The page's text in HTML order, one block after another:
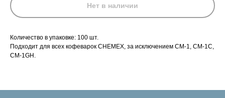
Нет в наличии
Количество в упаковке: 100 шт.
Подходит для всех кофеварок CHEMEX, за исключением CM-1, CM-1C,
CM-1GH.